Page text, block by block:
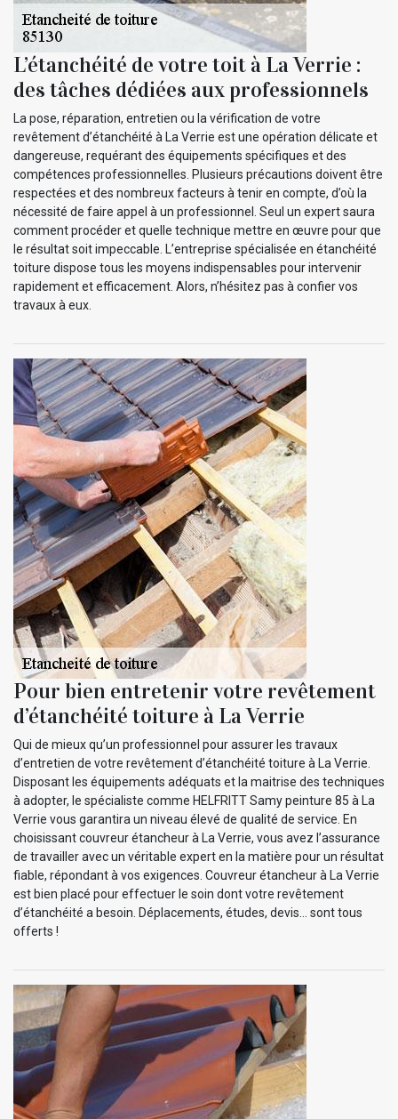
L’étanchéité de votre toit à La Verrie :
des tâches dédiées aux professionnels
La pose, réparation, entretien ou la vérification de votre
revêtement d’étanchéité à La Verrie est une opération délicate et
dangereuse, requérant des équipements spécifiques et des
compétences professionnelles. Plusieurs précautions doivent être
respectées et des nombreux facteurs à tenir en compte, d’où la
nécessité de faire appel à un professionnel. Seul un expert saura
comment procéder et quelle technique mettre en œuvre pour que
le résultat soit impeccable. L’entreprise spécialisée en étanchéité
toiture dispose tous les moyens indispensables pour intervenir
rapidement et efficacement. Alors, n’hésitez pas à confier vos
travaux à eux.
Pour bien entretenir votre revêtement
d’étanchéité toiture à La Verrie
Qui de mieux qu’un professionnel pour assurer les travaux
d’entretien de votre revêtement d’étanchéité toiture à La Verrie.
Disposant les équipements adéquats et la maitrise des techniques
à adopter, le spécialiste comme HELFRITT Samy peinture 85 à La
Verrie vous garantira un niveau élevé de qualité de service. En
choisissant couvreur étancheur à La Verrie, vous avez l’assurance
de travailler avec un véritable expert en la matière pour un résultat
fiable, répondant à vos exigences. Couvreur étancheur à La Verrie
est bien placé pour effectuer le soin dont votre revêtement
d’étanchéité a besoin. Déplacements, études, devis… sont tous
offerts !